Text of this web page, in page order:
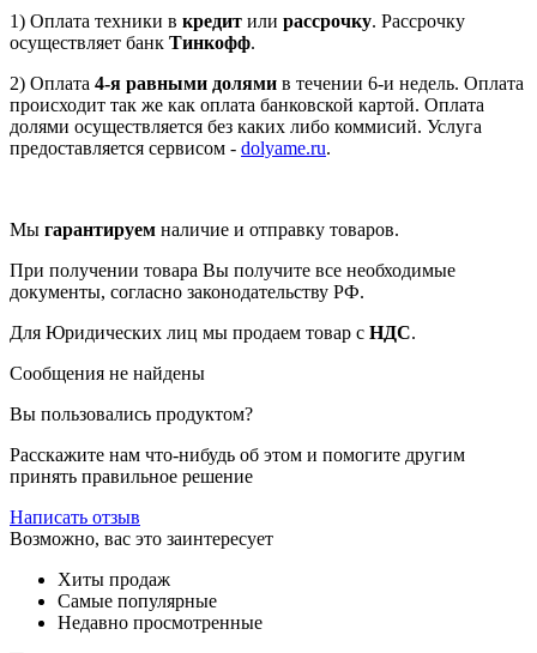
1) Оплата техники в кредит или рассрочку. Рассрочку
осуществляет банк Тинкофф.
2) Оплата 4-я равными долями в течении 6-и недель. Оплата
происходит так же как оплата банковской картой. Оплата
долями осуществляется без каких либо коммисий. Услуга
предоставляется сервисом - dolyame.ru.
Мы гарантируем наличие и отправку товаров.
При получении товара Вы получите все необходимые
документы, согласно законодательству РФ.
Для Юридических лиц мы продаем товар с НДС.
Сообщения не найдены
Вы пользовались продуктом?
Расскажите нам что-нибудь об этом и помогите другим
принять правильное решение
Написать отзыв
Возможно, вас это заинтересует
Хиты продаж
Самые популярные
Недавно просмотренные